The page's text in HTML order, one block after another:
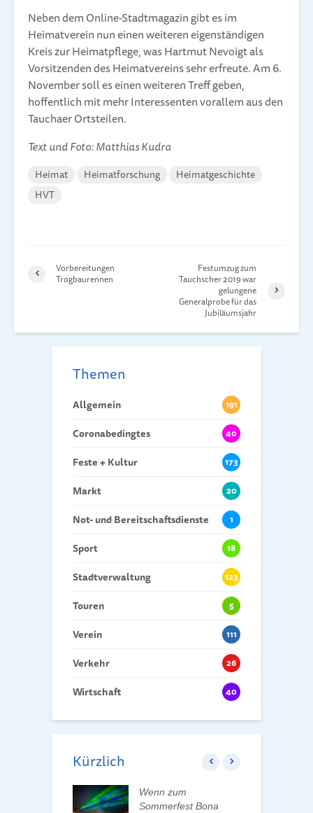
Neben dem Online-Stadtmagazin gibt es im
Heimatverein nun einen weiteren eigenständigen
Kreis zur Heimatpflege, was Hartmut Nevoigt als
Vorsitzenden des Heimatvereins sehr erfreute. Am 6.
November soll es einen weiteren Treff geben,
hoffentlich mit mehr Interessenten vorallem aus den
Tauchaer Ortsteilen.
Text und Foto: Matthias Kudra
Heimat Heimatforschung
Heimatgeschichte
HVT
Vorbereitungen
Trogbaurennen
Festumzug zum
Tauchscher 2019 war
gelungene
Generalprobe für das
Jubiläumsjahr
Themen
Allgemein 191
Coronabedingtes 40
Feste + Kultur 173
Markt 20
Not- und Bereitschaftsdienste 1
Sport 18
Stadtverwaltung 123
Touren 5
Verein 111
Verkehr 26
Wirtschaft 40
Kürzlich
Wenn zum
Sommerfest Bona